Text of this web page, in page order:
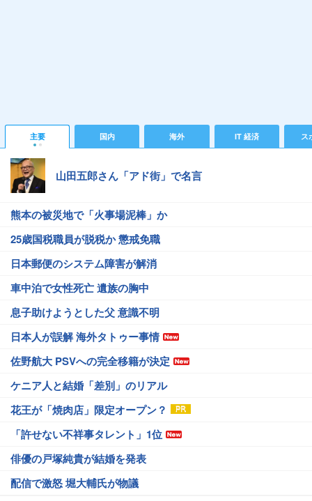
主要 国内 海外 IT 経済 ス
山田五郎さん「アド街」で名言
熊本の被災地で「火事場泥棒」か
25歳国税職員が脱税か 懲戒免職
日本郵便のシステム障害が解消
車中泊で女性死亡 遺族の胸中
息子助けようとした父 意識不明
日本人が誤解 海外タトゥー事情
佐野航大 PSVへの完全移籍が決定
ケニア人と結婚「差別」のリアル
花王が「焼肉店」限定オープン？
「許せない不祥事タレント」1位
俳優の戸塚純貴が結婚を発表
配信で激怒 堀大輔氏が物議